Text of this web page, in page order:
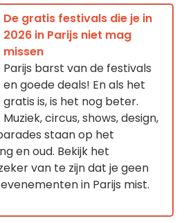
De gratis festivals die je in
2026 in Parijs niet mag
missen
Parijs barst van de festivals
en goede deals! En als het
gratis is, is het nog beter.
Muziek, circus, shows, design,
staan op het
en oud. Bekijk het
van te zijn dat je geen
in Parijs mist.